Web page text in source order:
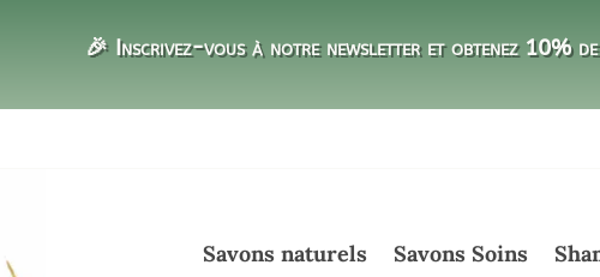
🎉 Inscrivez-vous à notre newsletter et obtenez 10% de
Savons naturels Savons Soins